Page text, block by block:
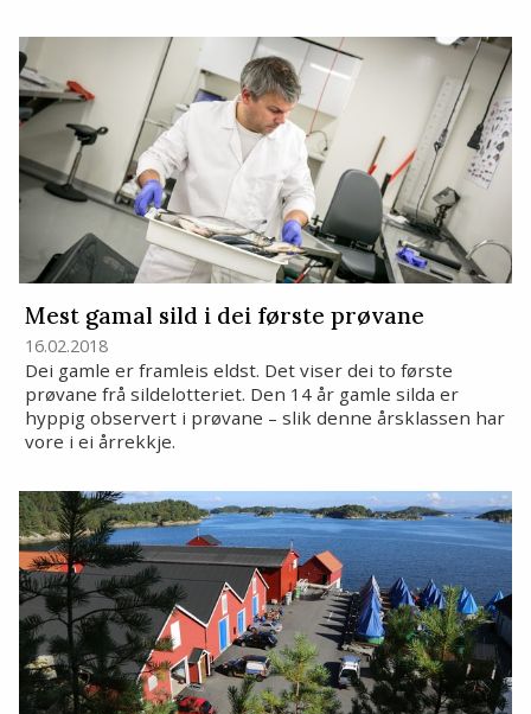
Mest gamal sild i dei første prøvane
16.02.2018
Dei gamle er framleis eldst. Det viser dei to første
prøvane frå sildelotteriet. Den 14 år gamle silda er
hyppig observert i prøvane – slik denne årsklassen har
vore i ei årrekkje.